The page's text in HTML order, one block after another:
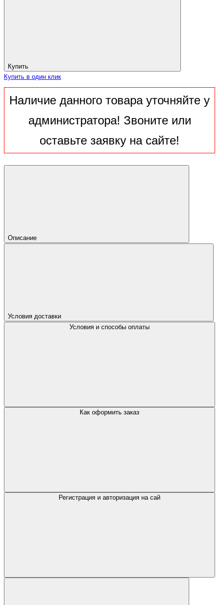
Купить
Купить в один клик
Наличие данного товара уточняйте у
администратора! Звоните или
оставьте заявку на сайте!
Описание
Условия доставки
Условия и способы оплаты
Как оформить заказ
Регистрация и авторизация на сай